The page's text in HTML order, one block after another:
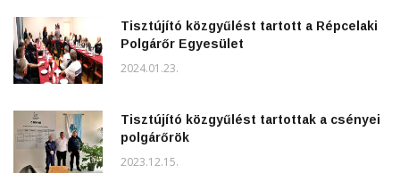
Tisztújító közgyűlést tartott a Répcelaki
Polgárőr Egyesület
2024.01.23.
Tisztújító közgyűlést tartottak a csényei
polgárőrök
2023.12.15.